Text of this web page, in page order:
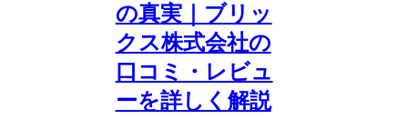
の真実｜ブリッ
クス株式会社の
口コミ・レビュ
ーを詳しく解説